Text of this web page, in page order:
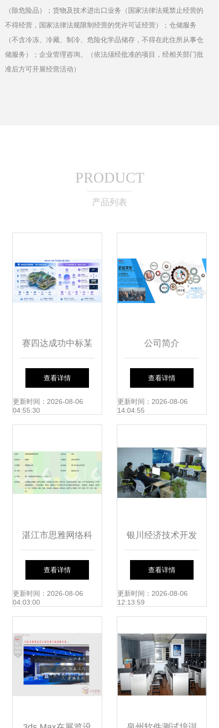
（除危险品）；货物及技术进出口业务（国家法律法规禁止经营的
不得经营，国家法律法规限制经营的凭许可证经营）；仓储服务
（不含冷冻、冷藏、制冷、危险化学品储存，不得在此住所从事仓
储服务）；企业管理咨询。（依法须经批准的项目，经相关部门批
准后方可开展经营活动）
PRODUCT
产品列表
赛四达成功中标某
航空集团项目 iSIM
AI服务数字化虚拟
查看详情
更新时间：2026-08-06
04:55:30
公司简介
查看详情
更新时间：2026-08-06
14:04:55
湛江市思雅网络科
技 专业网络技术服
务提供商
查看详情
更新时间：2026-08-06
04:03:00
银川经济技术开发
区:打出稳就业"组
合拳"激活市场主
查看详情
更新时间：2026-08-06
12:13:59